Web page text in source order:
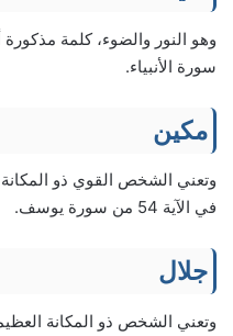
سورة الأنبياء.
مكين
وتعني الشخص القوي ذو المكانة
في الآية 54 من سورة يوسف.
جلال
وتعني الشخص ذو المكانة